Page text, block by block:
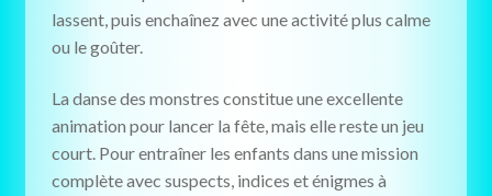
lassent, puis enchaînez avec une activité plus calme
ou le goûter.
La danse des monstres constitue une excellente
animation pour lancer la fête, mais elle reste un jeu
court. Pour entraîner les enfants dans une mission
complète avec suspects, indices et énigmes à